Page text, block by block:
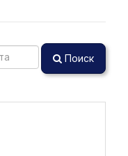
Поиск